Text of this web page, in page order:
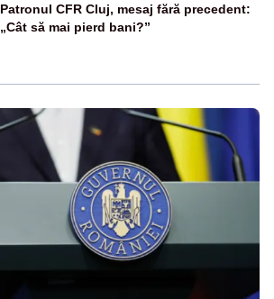
Patronul CFR Cluj, mesaj fără precedent:
„Cât să mai pierd bani?”